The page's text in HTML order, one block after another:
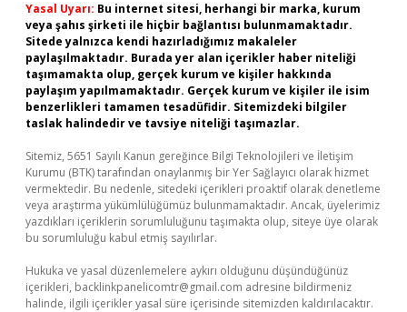
Yasal Uyarı: Bu internet sitesi, herhangi bir marka, kurum
veya şahıs şirketi ile hiçbir bağlantısı bulunmamaktadır.
Sitede yalnızca kendi hazırladığımız makaleler
paylaşılmaktadır. Burada yer alan içerikler haber niteliği
taşımamakta olup, gerçek kurum ve kişiler hakkında
paylaşım yapılmamaktadır. Gerçek kurum ve kişiler ile isim
benzerlikleri tamamen tesadüfidir. Sitemizdeki bilgiler
taslak halindedir ve tavsiye niteliği taşımazlar.
Sitemiz, 5651 Sayılı Kanun gereğince Bilgi Teknolojileri ve İletişim
Kurumu (BTK) tarafından onaylanmış bir Yer Sağlayıcı olarak hizmet
vermektedir. Bu nedenle, sitedeki içerikleri proaktif olarak denetleme
veya araştırma yükümlülüğümüz bulunmamaktadır. Ancak, üyelerimiz
yazdıkları içeriklerin sorumluluğunu taşımakta olup, siteye üye olarak
bu sorumluluğu kabul etmiş sayılırlar.
Hukuka ve yasal düzenlemelere aykırı olduğunu düşündüğünüz
içerikleri, backlinkpanelicomtr@gmail.com adresine bildirmeniz
halinde, ilgili içerikler yasal süre içerisinde sitemizden kaldırılacaktır.